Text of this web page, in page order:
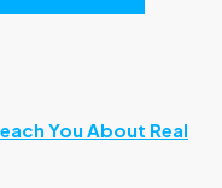
You About Real